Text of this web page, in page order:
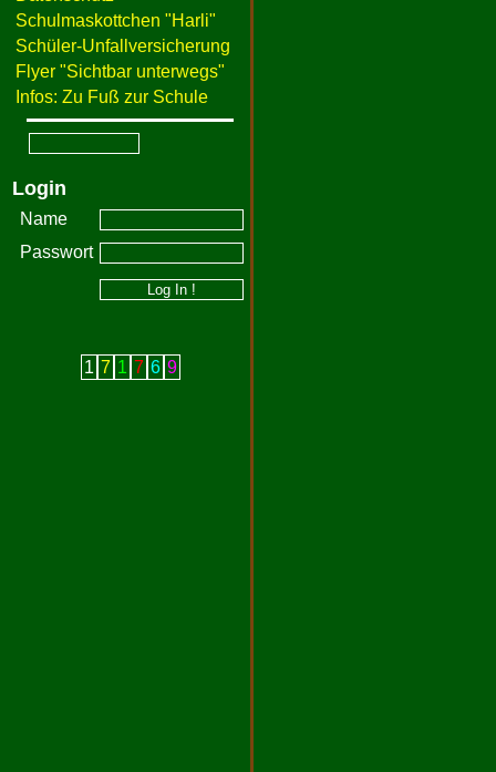
Schulmaskottchen "Harli"
Schüler-Unfallversicherung
Flyer "Sichtbar unterwegs"
Infos: Zu Fuß zur Schule
Login
Name
Passwort
1 7 1 7 6 9